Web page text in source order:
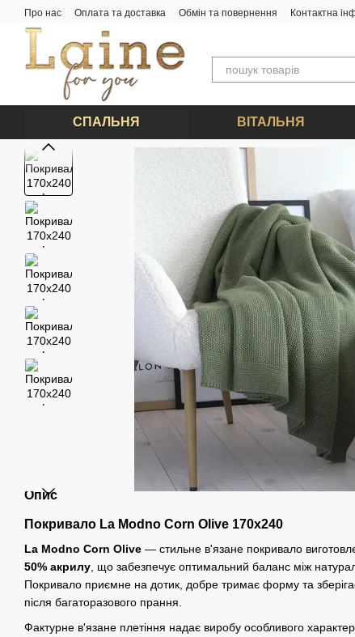
Перейти до основного контенту
Про нас Оплата та доставка Обмін та повернення Контактна
СПАЛЬНЯ ВІТАЛЬНЯ
Опис
Покривало La Modno Corn Olive 170x240
La Modno Corn Olive — стильне в'язане покривало
50% акрилу, що забезпечує оптимальний баланс між
Покривало приємне на дотик, добре тримає форму та
після багаторазового прання.
Фактурне в'язане плетіння надає виробу особливого